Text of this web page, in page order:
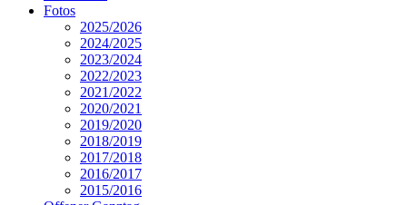
Fotos
2025/2026
2024/2025
2023/2024
2022/2023
2021/2022
2020/2021
2019/2020
2018/2019
2017/2018
2016/2017
2015/2016